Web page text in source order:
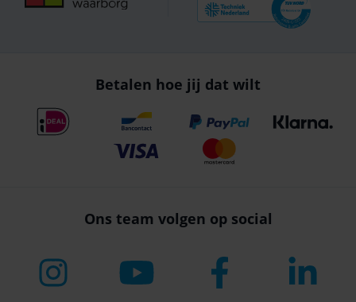
Betalen hoe jij dat wilt
Ons team volgen op social